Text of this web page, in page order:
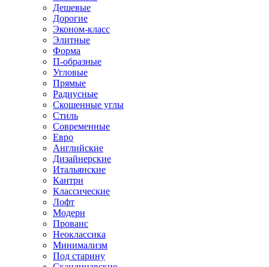
Дешевые
Дорогие
Эконом-класс
Элитные
Форма
П-образные
Угловые
Прямые
Радиусные
Скошенные углы
Стиль
Современные
Евро
Английские
Дизайнерские
Итальянские
Кантри
Классические
Лофт
Модерн
Прованс
Неоклассика
Минимализм
Под старину